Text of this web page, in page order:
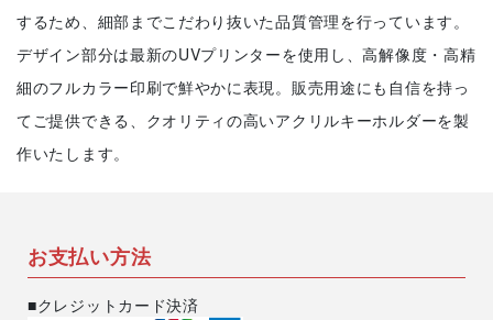
するため、細部までこだわり抜いた品質管理を行っています。
デザイン部分は最新のUVプリンターを使用し、高解像度・高精
細のフルカラー印刷で鮮やかに表現。販売用途にも自信を持っ
てご提供できる、クオリティの高いアクリルキーホルダーを製
作いたします。
お支払い方法
■クレジットカード決済